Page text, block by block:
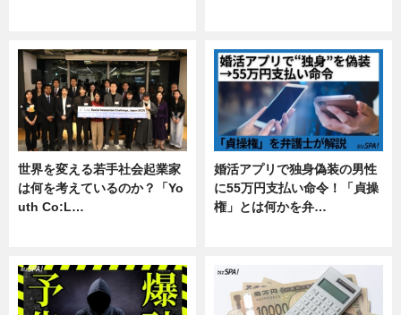
世界を変える若手社会起業家
は何を考えているのか？「Yo
uth Co:L…
婚活アプリで独身偽装の男性
に55万円支払い命令！「貞操
権」とは何かを弁…